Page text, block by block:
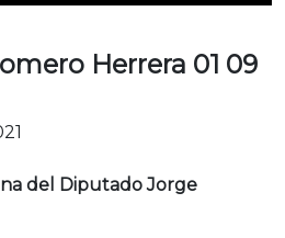
Herrera 01 09
del Diputado Jorge